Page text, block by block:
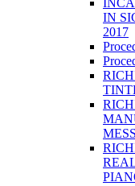
IN
2017